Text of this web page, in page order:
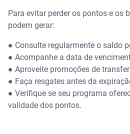
Para evitar perder os pontos e os
podem gerar:
● Consulte regularmente o saldo
● Acompanhe a data de
● Aproveite promoções de
● Faça resgates antes da
● Verifique se seu programa
validade dos pontos.